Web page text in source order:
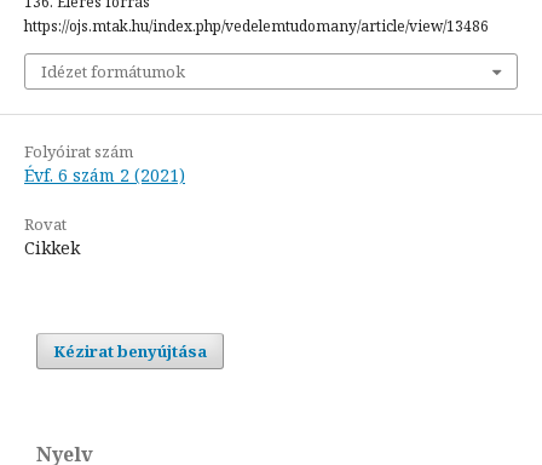
https://ojs.mtak.hu/index.php/vedelemtudomany/article/view/13486
Idézet formátumok
Folyóirat szám
Évf. 6 szám 2 (2021)
Rovat
Cikkek
Kézirat benyújtása
Nyelv